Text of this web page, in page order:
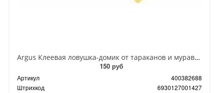
Argus Клеевая ловушка-домик от тараканов и муравьев
150 руб
Артикул
400382688
Штрихкод
6930127001427